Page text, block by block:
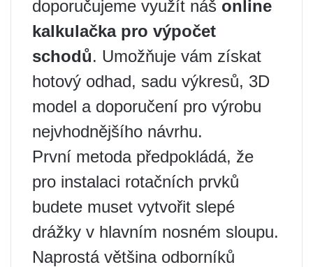
doporučujeme využít náš online
kalkulačka pro výpočet
schodů. Umožňuje vám získat
hotový odhad, sadu výkresů, 3D
model a doporučení pro výrobu
nejvhodnějšího návrhu.
První metoda předpokládá, že
pro instalaci rotačních prvků
budete muset vytvořit slepé
drážky v hlavním nosném sloupu.
Naprostá většina odborníků